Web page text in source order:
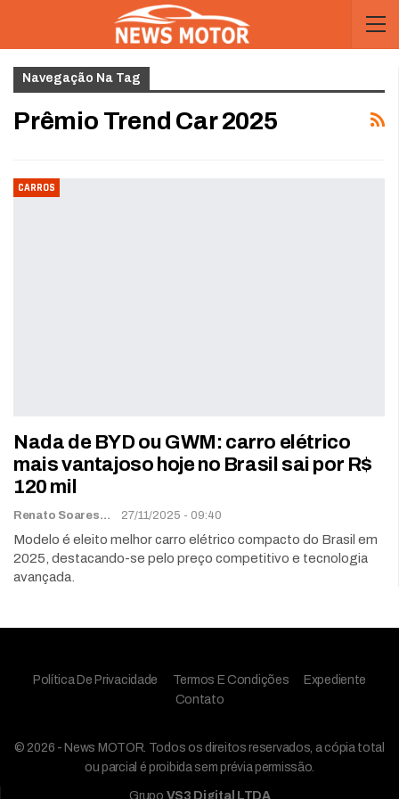
Navegação Na Tag
Prêmio Trend Car 2025
CARROS
Nada de BYD ou GWM: carro elétrico
mais vantajoso hoje no Brasil sai por R$
120 mil
Renato Soares 27/11/2025 - 09:40
Modelo é eleito melhor carro elétrico compacto do Brasil em
2025, destacando-se pelo preço competitivo e tecnologia
avançada.
Política De Privacidade Termos E Condições
Expediente
Contato
© 2026 - News MOTOR. Todos os direitos reservados, a cópia total
ou parcial é proibida sem prévia permissão.
Grupo VS3 Digital LTDA